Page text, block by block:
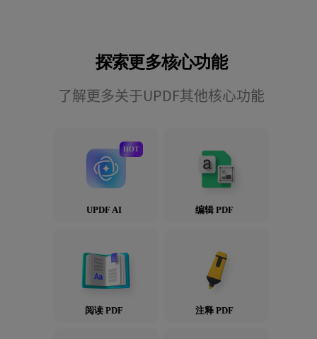
探索更多核心功能
了解更多关于UPDF其他核心功能
UPDF AI
HOT
编辑 PDF
阅读 PDF 注释 PDF